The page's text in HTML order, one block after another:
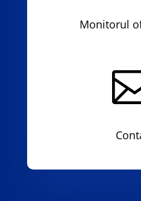
Monitorul